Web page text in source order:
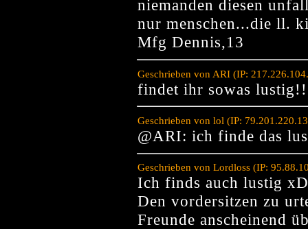
niemanden diesen
nur menschen...die ll.
Mfg Dennis,13
Geschrieben von ARI (IP:
findet ihr sowas
Geschrieben von lol (IP:
@ARI: ich finde das
Geschrieben von Lordloss (IP:
Ich finds auch lustig xD
Den vordersitzen zu
Freunde anscheinend